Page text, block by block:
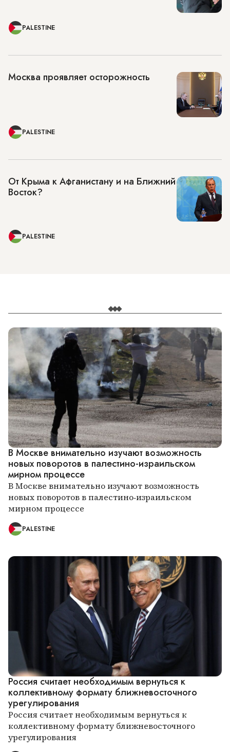
PALESTINE
Москва проявляет осторожность
PALESTINE
От Крыма к Афганистану и на Ближний
Восток?
PALESTINE
В Москве внимательно изучают возможность
новых поворотов в палестино-израильском
мирном процессе
В Москве внимательно изучают возможность
новых поворотов в палестино-израильском
мирном процессе
PALESTINE
Россия считает необходимым вернуться к
коллективному формату ближневосточного
урегулирования
Россия считает необходимым вернуться к
коллективному формату ближневосточного
урегулирования